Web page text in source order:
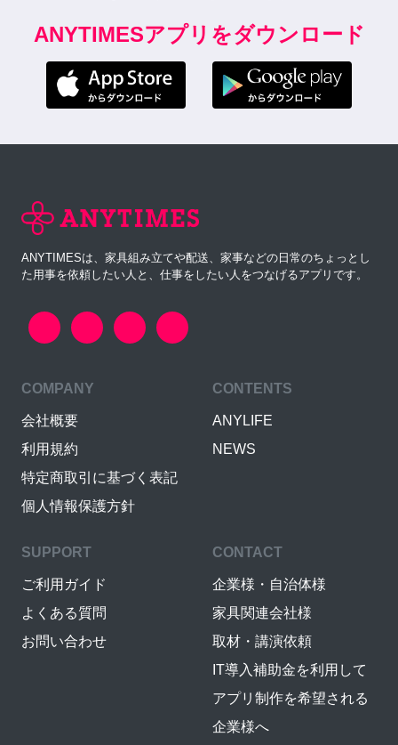
ANYTIMESアプリをダウンロード
ANYTIMESは、家具組み立てや配送、家事などの日常のちょっとし
た用事を依頼したい人と、仕事をしたい人をつなげるアプリです。
COMPANY
会社概要
利用規約
特定商取引に基づく表記
個人情報保護方針
CONTENTS
ANYLIFE
NEWS
SUPPORT
ご利用ガイド
よくある質問
お問い合わせ
CONTACT
企業様・自治体様
家具関連会社様
取材・講演依頼
IT導入補助金を利用して
アプリ制作を希望される
企業様へ